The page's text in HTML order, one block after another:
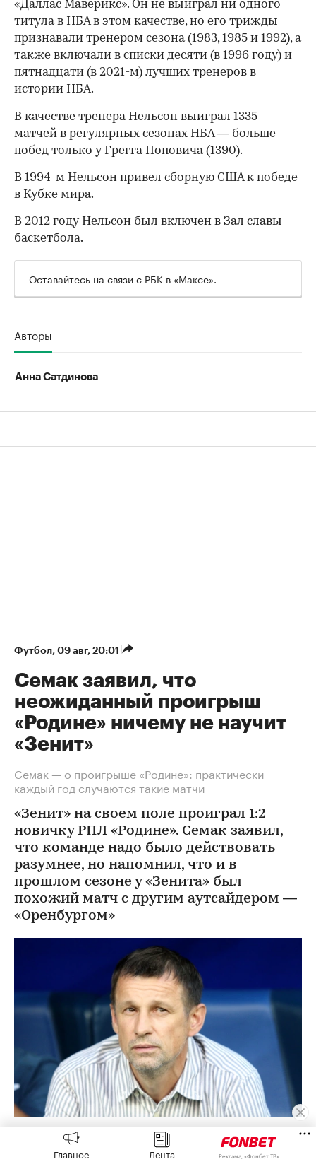
«Даллас Маверикс». Он не выиграл ни одного
титула в НБА в этом качестве, но его трижды
признавали тренером сезона (1983, 1985 и 1992), а
также включали в списки десяти (в 1996 году) и
пятнадцати (в 2021-м) лучших тренеров в
истории НБА.
В качестве тренера Нельсон выиграл 1335
матчей в регулярных сезонах НБА — больше
побед только у Грегга Поповича (1390).
В 1994-м Нельсон привел сборную США к победе
в Кубке мира.
В 2012 году Нельсон был включен в Зал славы
баскетбола.
Оставайтесь на связи с РБК в «Максе».
Авторы
Анна Сатдинова
Футбол⁠, 09 авг, 20:01
Семак заявил, что
неожиданный проигрыш
«Родине» ничему не научит
«Зенит»
Семак — о проигрыше «Родине»: практически
каждый год случаются такие матчи
«Зенит» на своем поле проиграл 1:2
новичку РПЛ «Родине». Семак заявил,
что команде надо было действовать
разумнее, но напомнил, что и в
прошлом сезоне у «Зенита» был
похожий матч с другим аутсайдером —
«Оренбургом»
Сергей Семак
(Фото: Maksim Konstantinov / Global Look
Главное Лента Реклама, «Фонбет ТВ»